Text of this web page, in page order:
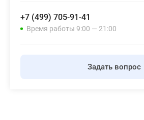
+7 (499) 705-91-41
Время работы 9:00 — 21:00
Задать вопрос